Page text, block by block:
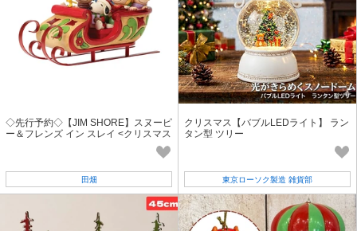
◇先行予約◇【JIM SHORE】スヌーピ
ー＆フレンズ イン スレイ <クリスマス
田畑
クリスマス【バブルLEDライト】 ラン
タン型 ツリー
東京ローソク製造 雑貨部